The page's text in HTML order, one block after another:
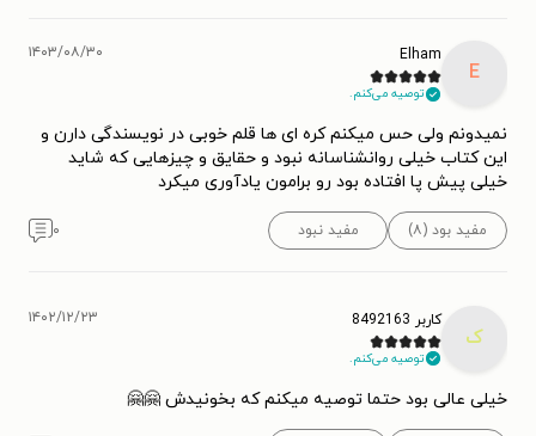
E
Elham
توصیه می‌کنم.
۱۴۰۳/۰۸/۳۰
نمیدونم ولی حس میکنم کره ای ها قلم خوبی در نویسندگی دارن و
این کتاب خیلی روانشناسانه نبود و حقایق و چیزهایی که شاید
خیلی پیش پا افتاده بود رو برامون یادآوری میکرد
مفید بود (۸) مفید نبود ۰
ک
کاربر 8492163
توصیه می‌کنم.
۱۴۰۲/۱۲/۲۳
خیلی عالی بود حتما توصیه میکنم که بخونیدش 🤗🤗